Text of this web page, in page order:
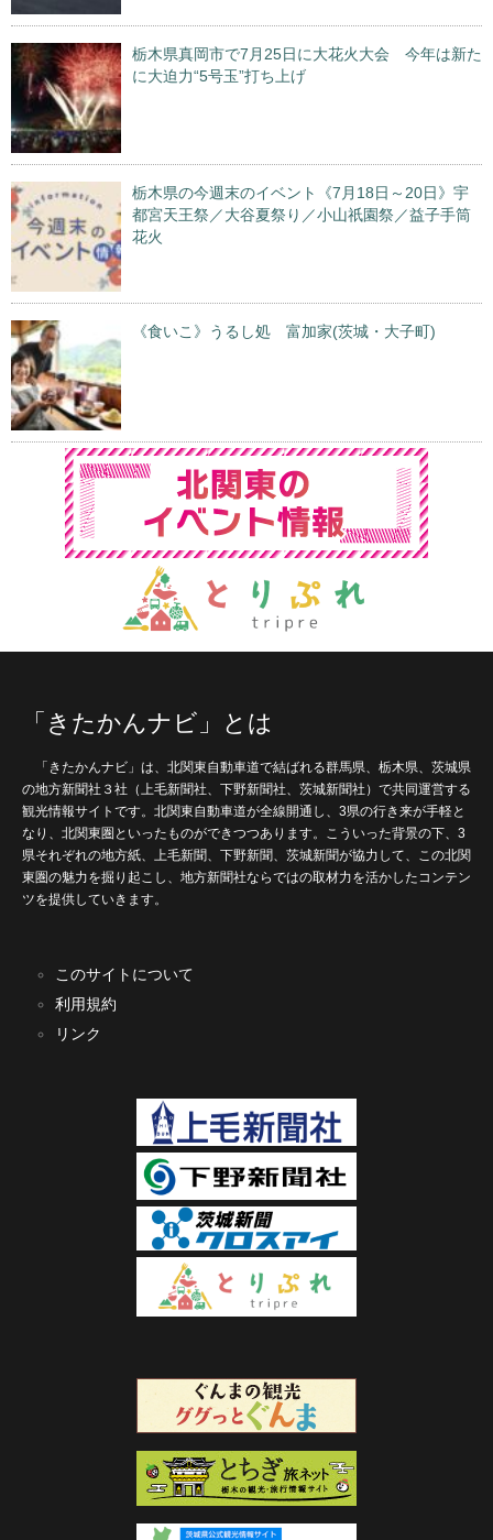
栃木県真岡市で7月25日に大花火大会 今年は新た
に大迫力“5号玉”打ち上げ
栃木県の今週末のイベント《7月18日～20日》宇
都宮天王祭／大谷夏祭り／小山祇園祭／益子手筒
花火
《食いこ》うるし処 富加家(茨城・大子町)
「きたかんナビ」とは
「きたかんナビ」は、北関東自動車道で結ばれる群馬県、栃木県、茨城県
の地方新聞社３社（上毛新聞社、下野新聞社、茨城新聞社）で共同運営する
観光情報サイトです。北関東自動車道が全線開通し、3県の行き来が手軽と
なり、北関東圏といったものができつつあります。こういった背景の下、3
県それぞれの地方紙、上毛新聞、下野新聞、茨城新聞が協力して、この北関
東圏の魅力を掘り起こし、地方新聞社ならではの取材力を活かしたコンテン
ツを提供していきます。
このサイトについて
利用規約
リンク